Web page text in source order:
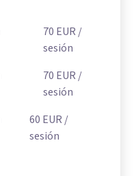
70 EUR /
sesión
70 EUR /
sesión
60 EUR /
sesión